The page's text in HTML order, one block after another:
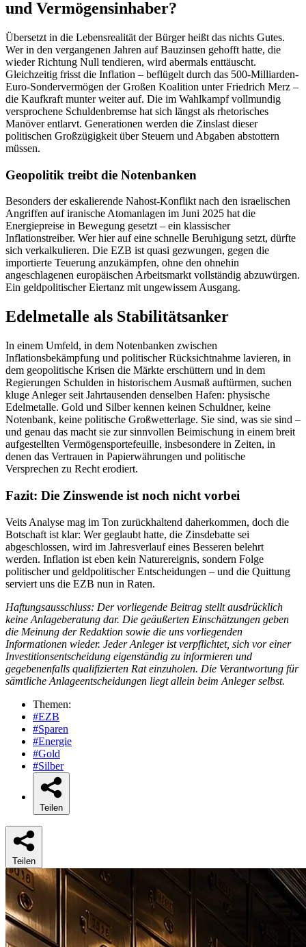
und Vermögensinhaber?
Übersetzt in die Lebensrealität der Bürger heißt das nichts Gutes.
Wer in den vergangenen Jahren auf Bauzinsen gehofft hatte, die
wieder Richtung Null tendieren, wird abermals enttäuscht.
Gleichzeitig frisst die Inflation – beflügelt durch das 500-Milliarden-
Euro-Sondervermögen der Großen Koalition unter Friedrich Merz –
die Kaufkraft munter weiter auf. Die im Wahlkampf vollmundig
versprochene Schuldenbremse hat sich längst als rhetorisches
Manöver entlarvt. Generationen werden die Zinslast dieser
politischen Großzügigkeit über Steuern und Abgaben abstottern
müssen.
Geopolitik treibt die Notenbanken
Besonders der eskalierende Nahost-Konflikt nach den israelischen
Angriffen auf iranische Atomanlagen im Juni 2025 hat die
Energiepreise in Bewegung gesetzt – ein klassischer
Inflationstreiber. Wer hier auf eine schnelle Beruhigung setzt, dürfte
sich verkalkulieren. Die EZB ist quasi gezwungen, gegen die
importierte Teuerung anzukämpfen, ohne den ohnehin
angeschlagenen europäischen Arbeitsmarkt vollständig abzuwürgen.
Ein geldpolitischer Eiertanz mit ungewissem Ausgang.
Edelmetalle als Stabilitätsanker
In einem Umfeld, in dem Notenbanken zwischen
Inflationsbekämpfung und politischer Rücksichtnahme lavieren, in
dem geopolitische Krisen die Märkte erschüttern und in dem
Regierungen Schulden in historischem Ausmaß auftürmen, suchen
kluge Anleger seit Jahrtausenden denselben Hafen: physische
Edelmetalle. Gold und Silber kennen keinen Schuldner, keine
Notenbank, keine politische Großwetterlage. Sie sind, was sie sind –
und genau das macht sie zur sinnvollen Beimischung in einem breit
aufgestellten Vermögensportefeuille, insbesondere in Zeiten, in
denen das Vertrauen in Papierwährungen und politische
Versprechen zu Recht erodiert.
Fazit: Die Zinswende ist noch nicht vorbei
Veits Analyse mag im Ton zurückhaltend daherkommen, doch die
Botschaft ist klar: Wer geglaubt hatte, die Zinsdebatte sei
abgeschlossen, wird im Jahresverlauf eines Besseren belehrt
werden. Inflation ist eben kein Naturereignis, sondern Folge
politischer und geldpolitischer Entscheidungen – und die Quittung
serviert uns die EZB nun in Raten.
Haftungsausschluss: Der vorliegende Beitrag stellt ausdrücklich
keine Anlageberatung dar. Die geäußerten Einschätzungen geben
die Meinung der Redaktion sowie die uns vorliegenden
Informationen wieder. Jeder Anleger ist verpflichtet, sich vor einer
Investitionsentscheidung eigenständig zu informieren und
gegebenenfalls qualifizierten Rat einzuholen. Die Verantwortung für
sämtliche Anlageentscheidungen liegt allein beim Anleger selbst.
Themen:
#EZB
#Sparen
#Energie
#Gold
#Silber
Teilen
Teilen